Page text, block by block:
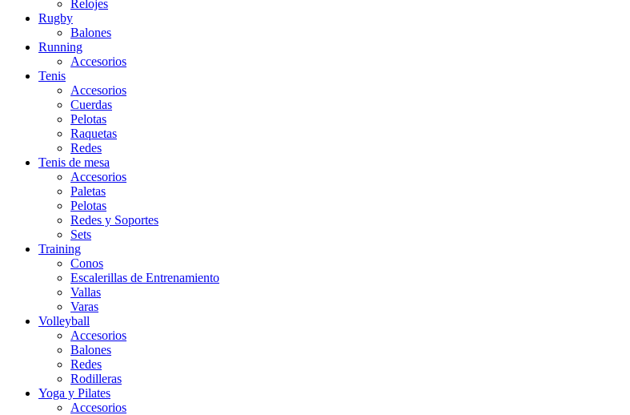
Relojes
Rugby
Balones
Running
Accesorios
Tenis
Accesorios
Cuerdas
Pelotas
Raquetas
Redes
Tenis de mesa
Accesorios
Paletas
Pelotas
Redes y Soportes
Sets
Training
Conos
Escalerillas de Entrenamiento
Vallas
Varas
Volleyball
Accesorios
Balones
Redes
Rodilleras
Yoga y Pilates
Accesorios